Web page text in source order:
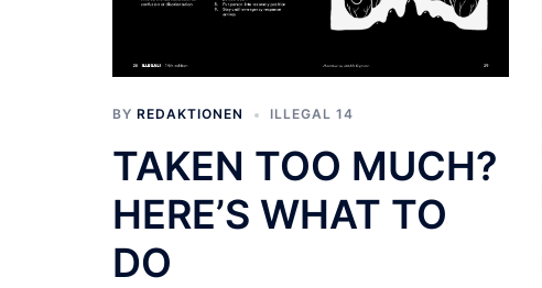
BY REDAKTIONEN ILLEGAL 14
TAKEN TOO MUCH?
HERE’S WHAT TO
DO